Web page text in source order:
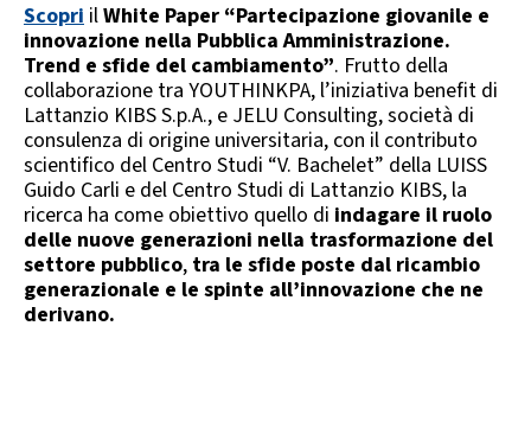
Scopri ilWhite Paper “Partecipazione giovanile e
innovazione nella Pubblica Amministrazione.
Trend e sfide del cambiamento”. Frutto della
collaborazione tra YOUTHINKPA, l’iniziativa benefit di
Lattanzio KIBS S.p.A., e JELU Consulting, società di
consulenza di origine universitaria, con il contributo
scientifico del Centro Studi “V. Bachelet” della LUISS
Guido Carli e del Centro Studi di Lattanzio KIBS, la
ricerca ha come obiettivo quello di indagare il ruolo
delle nuove generazioni nella trasformazione del
settore pubblico, tra le sfide poste dal ricambio
generazionale e le spinte all’innovazione che ne
derivano.